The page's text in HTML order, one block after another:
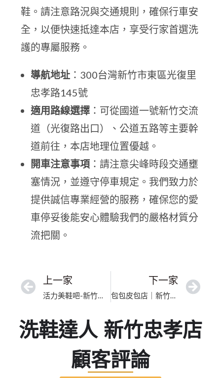
鞋。請注意路況與交通規則，確保行車安
全，以便快速抵達本店，享受行家首選洗
護的專屬服務。
導航地址 ：300台灣新竹市東區光復里
忠孝路145號
適用路線選擇 ：可從國道一號新竹交流
道（光復路出口）、公道五路等主要幹
道前往，本店地理位置優越。
開車注意事項 ：請注意尖峰時段交通壅
塞情況，並遵守停車規定。我們致力於
提供誠信專業經營的服務，確保您的愛
車停妥後能安心體驗我們的嚴格材質分
流把關。
上一家
活力美鞋吧-新竹東門店｜台灣包包內襯除塵去污｜職人級手洗工藝深層淨化
下一家
包包皮包店｜新竹市提把手汗漬分解｜高奢包精緻手工洗護
洗鞋達人 新竹忠孝店
顧客評論